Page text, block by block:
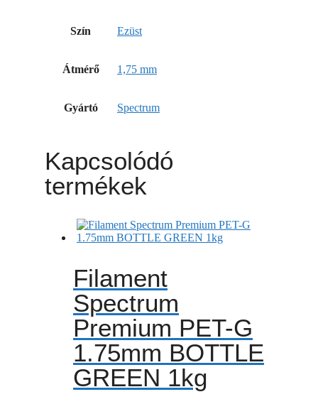
Szín Ezüst
Átmérő 1,75 mm
Gyártó Spectrum
Kapcsolódó
termékek
Filament
Spectrum
Premium PET-G
1.75mm BOTTLE
GREEN 1kg